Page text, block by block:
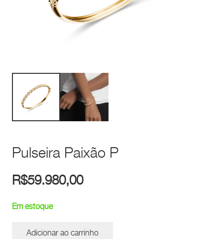
Pulseira Paixão P
R$59.980,00
Em estoque
Adicionar ao carrinho